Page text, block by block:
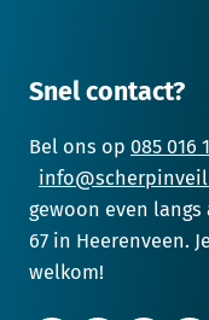
Snel contact?
Bel ons op 085 016
gewoon even
67 in Heerenveen.
welkom!